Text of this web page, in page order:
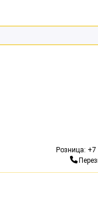
Розница: +7